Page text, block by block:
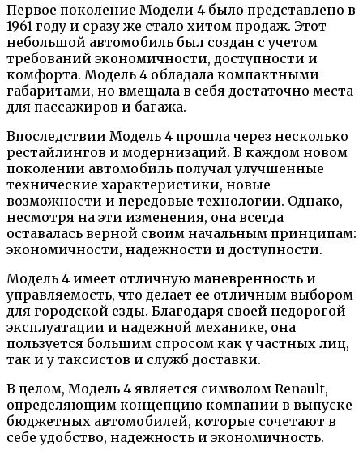
Первое поколение Модели 4 было представлено в
1961 году и сразу же стало хитом продаж. Этот
небольшой автомобиль был создан с учетом
требований экономичности, доступности и
комфорта. Модель 4 обладала компактными
габаритами, но вмещала в себя достаточно места
для пассажиров и багажа.
Впоследствии Модель 4 прошла через несколько
рестайлингов и модернизаций. В каждом новом
поколении автомобиль получал улучшенные
технические характеристики, новые
возможности и передовые технологии. Однако,
несмотря на эти изменения, она всегда
оставалась верной своим начальным принципам:
экономичности, надежности и доступности.
Модель 4 имеет отличную маневренность и
управляемость, что делает ее отличным выбором
для городской езды. Благодаря своей недорогой
эксплуатации и надежной механике, она
пользуется большим спросом как у частных лиц,
так и у таксистов и служб доставки.
В целом, Модель 4 является символом Renault,
определяющим концепцию компании в выпуске
бюджетных автомобилей, которые сочетают в
себе удобство, надежность и экономичность.